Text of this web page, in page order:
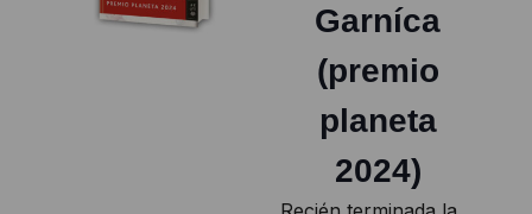
Garníca
(premio
planeta
2024)